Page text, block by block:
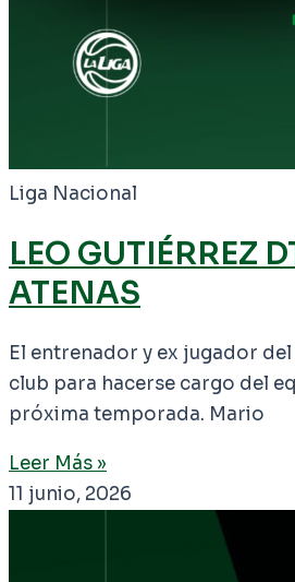
Liga Nacional
LEO GUTIÉRREZ
ATENAS
El entrenador y ex jugador
club para hacerse cargo del
próxima temporada. Mario
Leer Más »
11 junio, 2026